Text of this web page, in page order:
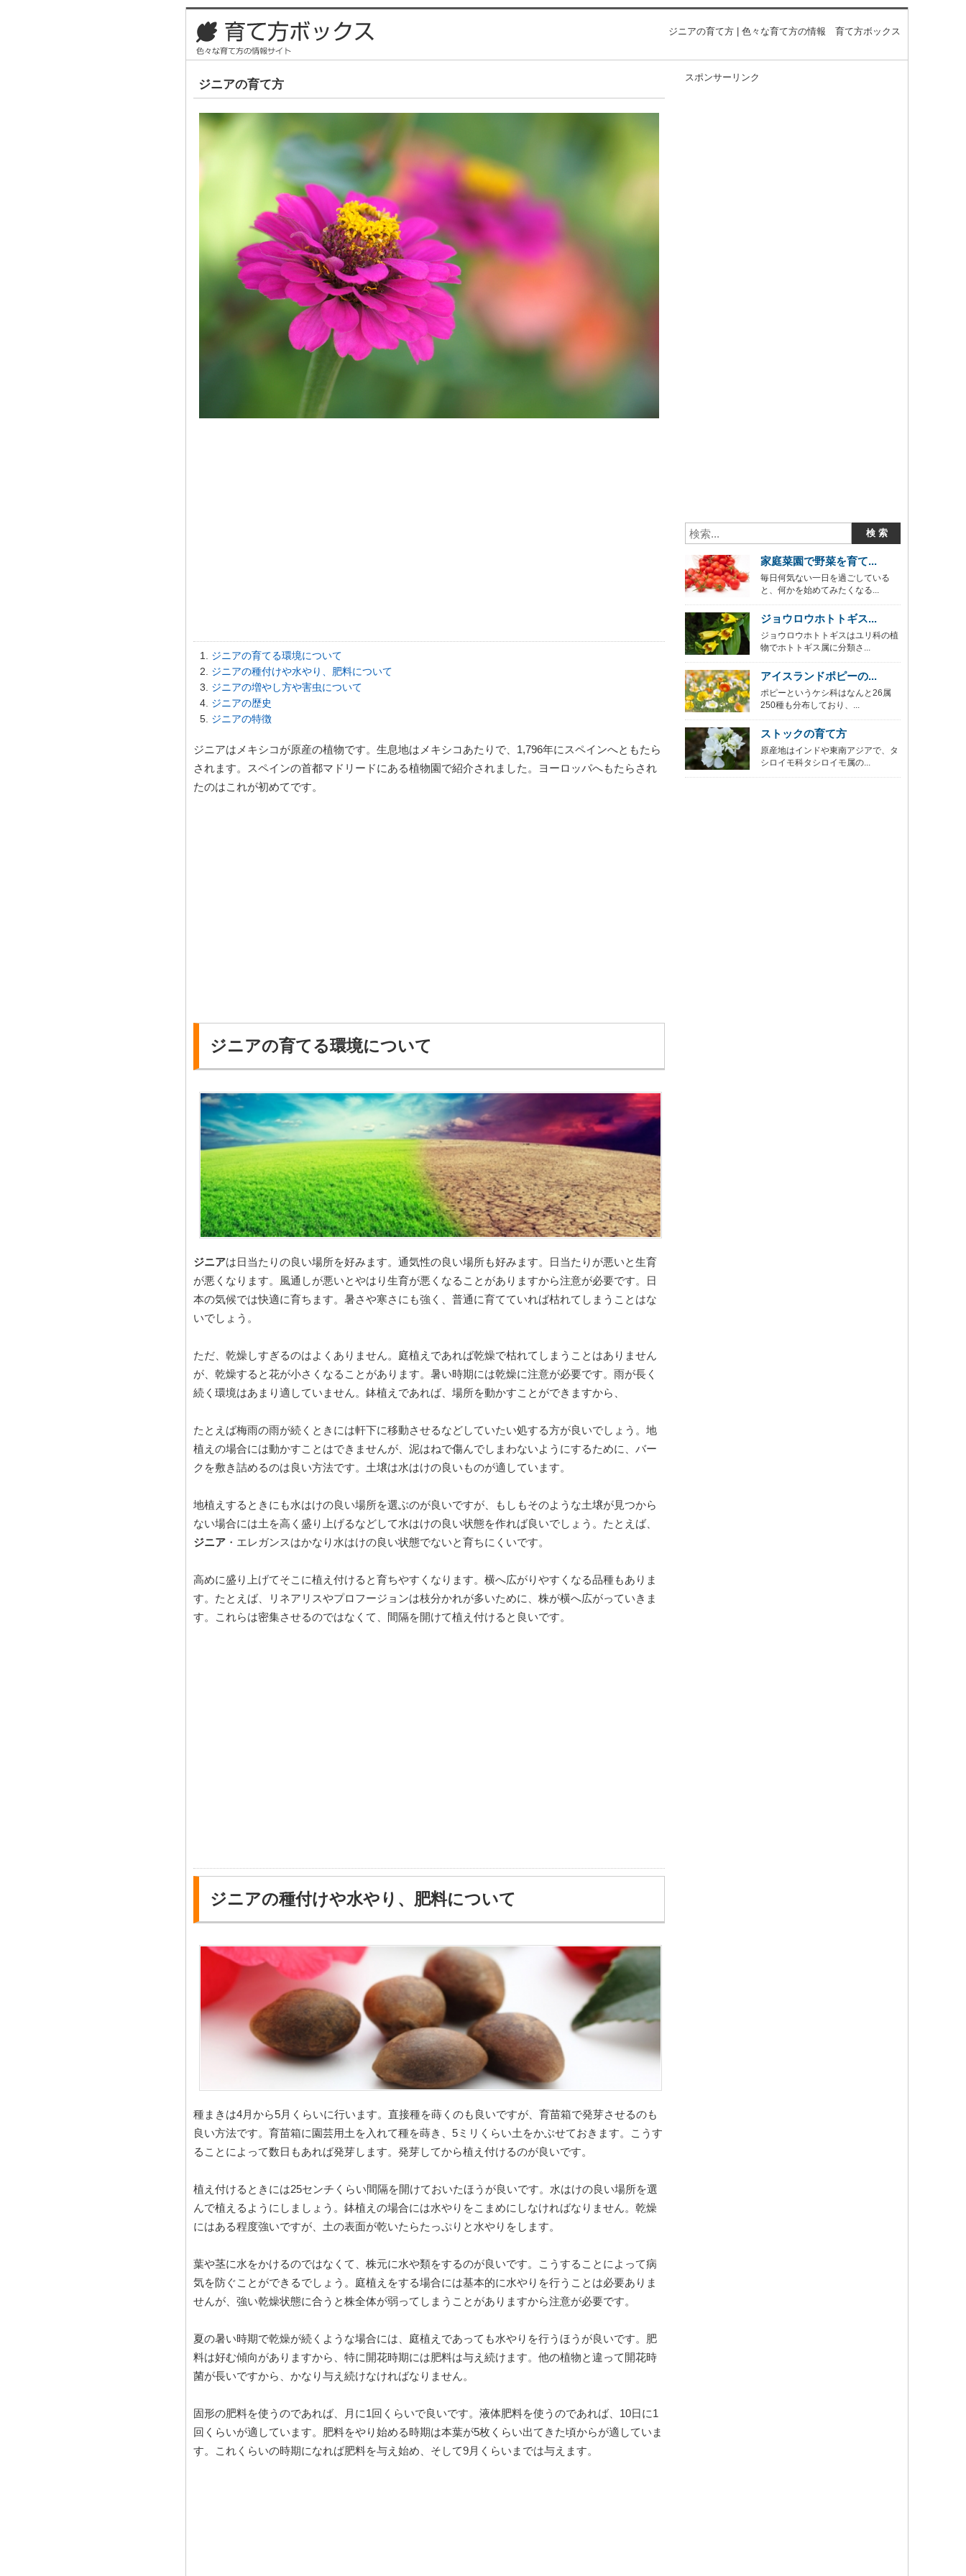
ジニアの育て方 | 色々な育て方の情報 育て方ボックス
ジニアの育て方
ジニアの育てる環境について
ジニアの種付けや水やり、肥料について
ジニアの増やし方や害虫について
ジニアの歴史
ジニアの特徴
ジニアはメキシコが原産の植物です。生息地はメキシコあたりで、1,796年にスペインへともたら
されます。スペインの首都マドリードにある植物園で紹介されました。ヨーロッパへもたらされ
たのはこれが初めてです。
ジニアの育てる環境について
ジニアは日当たりの良い場所を好みます。通気性の良い場所も好みます。日当たりが悪いと生育
が悪くなります。風通しが悪いとやはり生育が悪くなることがありますから注意が必要です。日
本の気候では快適に育ちます。暑さや寒さにも強く、普通に育てていれば枯れてしまうことはな
いでしょう。
ただ、乾燥しすぎるのはよくありません。庭植えであれば乾燥で枯れてしまうことはありません
が、乾燥すると花が小さくなることがあります。暑い時期には乾燥に注意が必要です。雨が長く
続く環境はあまり適していません。鉢植えであれば、場所を動かすことができますから、
たとえば梅雨の雨が続くときには軒下に移動させるなどしていたい処する方が良いでしょう。地
植えの場合には動かすことはできませんが、泥はねで傷んでしまわないようにするために、バー
クを敷き詰めるのは良い方法です。土壌は水はけの良いものが適しています。
地植えするときにも水はけの良い場所を選ぶのが良いですが、もしもそのような土壌が見つから
ない場合には土を高く盛り上げるなどして水はけの良い状態を作れば良いでしょう。たとえば、
ジニア ・エレガンスはかなり水はけの良い状態でないと育ちにくいです。
高めに盛り上げてそこに植え付けると育ちやすくなります。横へ広がりやすくなる品種もありま
す。たとえば、リネアリスやプロフージョンは枝分かれが多いために、株が横へ広がっていきま
す。これらは密集させるのではなくて、間隔を開けて植え付けると良いです。
ジニアの種付けや水やり、肥料について
種まきは4月から5月くらいに行います。直接種を蒔くのも良いですが、育苗箱で発芽させるのも
良い方法です。育苗箱に園芸用土を入れて種を蒔き、5ミリくらい土をかぶせておきます。こうす
ることによって数日もあれば発芽します。発芽してから植え付けるのが良いです。
植え付けるときには25センチくらい間隔を開けておいたほうが良いです。水はけの良い場所を選
んで植えるようにしましょう。鉢植えの場合には水やりをこまめにしなければなりません。乾燥
にはある程度強いですが、土の表面が乾いたらたっぷりと水やりをします。
葉や茎に水をかけるのではなくて、株元に水や類をするのが良いです。こうすることによって病
気を防ぐことができるでしょう。庭植えをする場合には基本的に水やりを行うことは必要ありま
せんが、強い乾燥状態に合うと株全体が弱ってしまうことがありますから注意が必要です。
夏の暑い時期で乾燥が続くような場合には、庭植えであっても水やりを行うほうが良いです。肥
料は好む傾向がありますから、特に開花時期には肥料は与え続けます。他の植物と違って開花時
菌が長いですから、かなり与え続けなければなりません。
固形の肥料を使うのであれば、月に1回くらいで良いです。液体肥料を使うのであれば、10日に1
回くらいが適しています。肥料をやり始める時期は本葉が5枚くらい出てきた頃からが適していま
す。これくらいの時期になれば肥料を与え始め、そして9月くらいまでは与えます。
スポンサーリンク
家庭菜園で野菜を育て...
毎日何気ない一日を過ごしている
と、何かを始めてみたくなる...
ジョウロウホトトギス...
ジョウロウホトトギスはユリ科の植
物でホトトギス属に分類さ...
アイスランドポピーの...
ポピーというケシ科はなんと26属
250種も分布しており、...
ストックの育て方
原産地はインドや東南アジアで、タ
シロイモ科タシロイモ属の...